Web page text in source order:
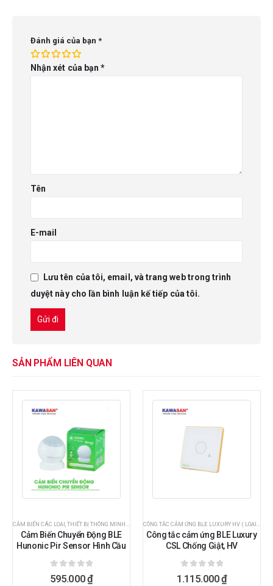
Đánh giá của bạn *
Nhận xét của bạn*
Tên
E-mail
Lưu tên của tôi, email, và trang web trong trình
duyệt này cho lần bình luận kế tiếp của tôi.
SẢN PHẨM LIÊN QUAN
CẢM BIẾN CÁC LOẠI THIẾT BỊ THÔNG MINH HUNONIC
Cảm Biến Chuyển Động BLE
Hunonic Pir Sensor Hình Cầu
0ngoài 5
595.000₫
Công tắc cảm ứng BLE Luxury
CSL Chống Giật, HV
0ngoài 5
1.115.000₫